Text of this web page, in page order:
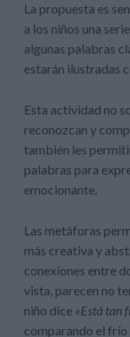
La propuesta es
a los niños una
algunas palabras
estarán ilustradas
Esta actividad no
reconozcan y
también les
palabras para
emocionante.
Las metáforas
más creativa y
conexiones entre
vista, parecen no
niño dice «Está tan
comparando el